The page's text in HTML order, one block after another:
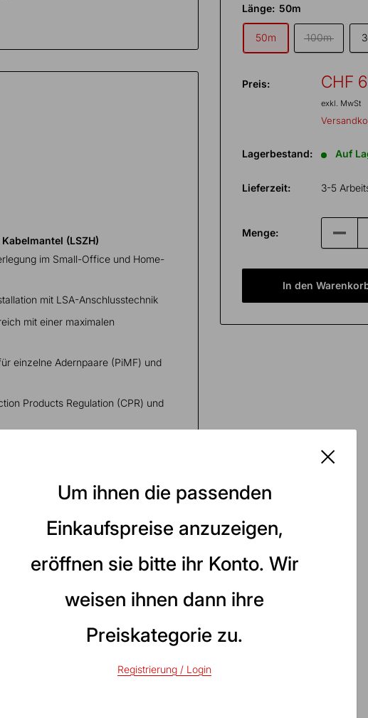
Um ihnen die passenden
Einkaufspreise anzuzeigen,
eröffnen sie bitte ihr Konto. Wir
weisen ihnen dann ihre
Preiskategorie zu.
Registrierung / Login
Länge: 50m
50m 100m
Preis: CHF
exkl. MwSt
Lagerbestand: Auf
Lieferzeit: 3-5
Menge:
In den
(LSZH)
im Small-Office und Home-
mit LSA-Anschlusstechnik
mit einer maximalen
einzelne Adernpaare (PiMF) und
Products Regulation (CPR) und
Kabels die Ausgasung
ein Minimum